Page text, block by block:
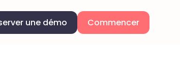
une démo Commencer